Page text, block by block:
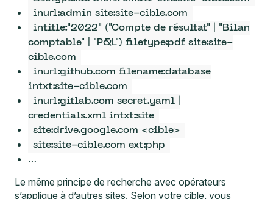
inurl:admin site:site-cible.com
intitle:"2022" ("Compte de résultat" | "Bilan
comptable" | "P&L") filetype:pdf site:site-
cible.com
inurl:github.com filename:database
intxt:site-cible.com
inurl:gitlab.com secret.yaml |
credentials.xml intxt:site
site:drive.google.com <cible>
site:site-cible.com ext:php
…
s’applique à d’autres sites. Selon votre cible, vous